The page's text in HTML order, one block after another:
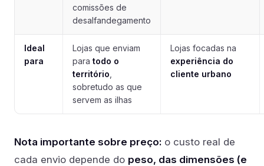
comissões de
desalfandegamento
Ideal
para
Lojas que enviam
para todo o
território
sobretudo as que
servem as ilhas
Lojas focadas na
experiência do
cliente urbano
Nota importante sobre preço: o custo real de
cada envio depende do peso, das dimensões (e